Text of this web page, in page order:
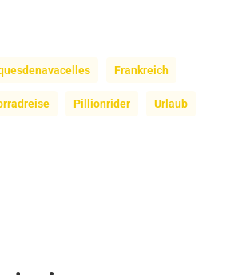
Frankreich
Pillionrider Urlaub